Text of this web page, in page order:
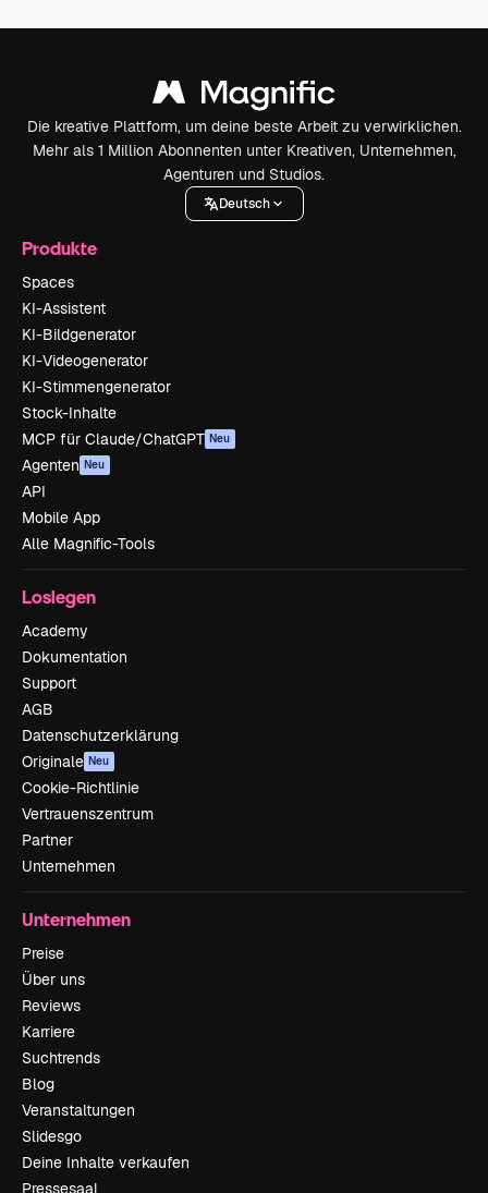
Die kreative Plattform, um deine beste Arbeit zu verwirklichen.
Mehr als 1 Million Abonnenten unter Kreativen, Unternehmen,
Agenturen und Studios.
Deutsch
Produkte
Spaces
KI-Assistent
KI-Bildgenerator
KI-Videogenerator
KI-Stimmengenerator
Stock-Inhalte
MCP für Claude/ChatGPT Neu
Agenten Neu
API
Mobile App
Alle Magnific-Tools
Loslegen
Academy
Dokumentation
Support
AGB
Datenschutzerklärung
Originale Neu
Cookie-Richtlinie
Vertrauenszentrum
Partner
Unternehmen
Unternehmen
Preise
Über uns
Reviews
Karriere
Suchtrends
Blog
Veranstaltungen
Slidesgo
Deine Inhalte verkaufen
Pressesaal